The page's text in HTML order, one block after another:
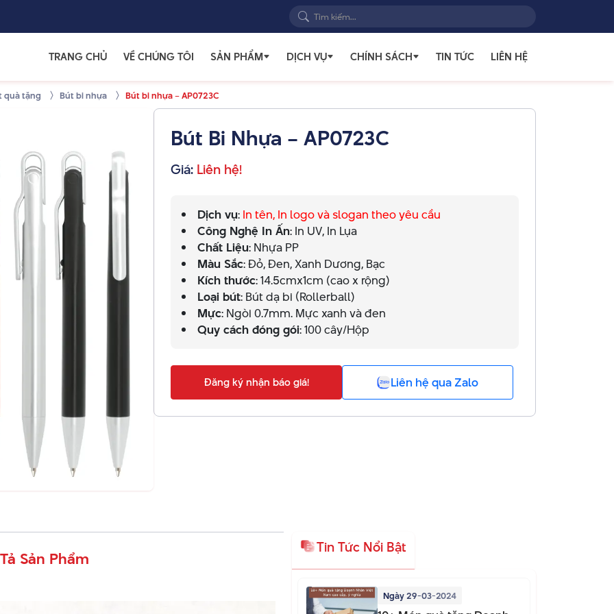
TRANG CHỦ VỀ CHÚNG TÔI SẢN PHẨM DỊCH VỤ CHÍNH SÁCH TIN TỨC LIÊN HỆ
quà tặng Bút bi nhựa Bút bi nhựa – AP0723C
Bút Bi Nhựa – AP0723C
Giá: Liên hệ!
Dịch vụ: In tên, In logo và slogan theo yêu cầu
Công Nghệ In Ấn: In UV, In Lụa
Chất Liệu: Nhựa PP
Màu Sắc: Đỏ, Đen, Xanh Dương, Bạc
Kích thước: 14.5cmx1cm (cao x rộng)
Loại bút: Bút dạ bi (Rollerball)
Mực: Ngòi 0.7mm. Mực xanh và đen
Quy cách đóng gói: 100 cây/Hộp
Đăng ký nhận báo giá! Liên hệ qua Zalo
Sản Phẩm
Tin Tức Nổi Bật
Ngày 29-03-2024